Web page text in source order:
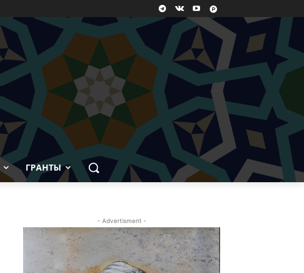
ГРАНТЫ
- Advertisment -